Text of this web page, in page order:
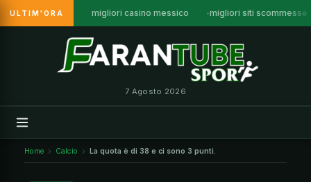
ULTIM'ORA migliori casino messico migliori siti scommesse
7 Agosto 2026
Home Calcio La quota è di 38 e ci sono 3 punti.